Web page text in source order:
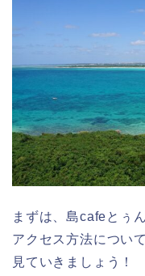
まずは、島cafeとぅ
アクセス方法について
見ていきましょう！